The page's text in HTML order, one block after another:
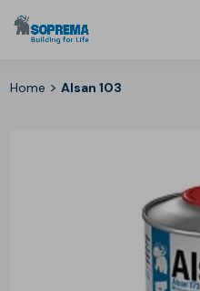
Home >Alsan 103